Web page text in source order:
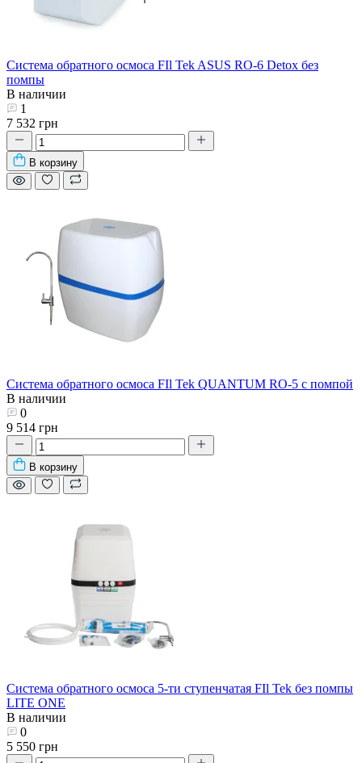
Система обратного осмоса FIl Tek ASUS RO-6 Detox без
помпы
В наличии
1
7 532 грн
В корзину
Система обратного осмоса FIl Tek QUANTUM RO-5 с помпой
В наличии
0
9 514 грн
В корзину
Система обратного осмоса 5-ти ступенчатая FIl Tek без помпы
LITE ONE
В наличии
0
5 550 грн